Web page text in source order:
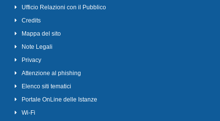
Ufficio Relazioni con il Pubblico
Credits
Mappa del sito
Note Legali
Privacy
Attenzione al phishing
Elenco siti tematici
Portale OnLine delle Istanze
Wi-Fi